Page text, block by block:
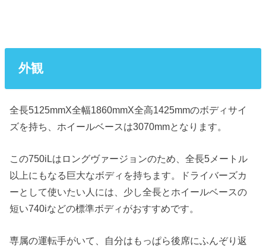
外観
全長5125mmX全幅1860mmX全高1425mmのボディサイ
ズを持ち、ホイールベースは3070mmとなります。
この750iLはロングヴァージョンのため、全長5メートル
以上にもなる巨大なボディを持ちます。ドライバーズカ
ーとして使いたい人には、少し全長とホイールベースの
短い740iなどの標準ボディがおすすめです。
専属の運転手がいて、自分はもっぱら後席にふんぞり返